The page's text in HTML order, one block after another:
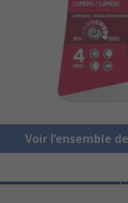
Voir l’ensemble